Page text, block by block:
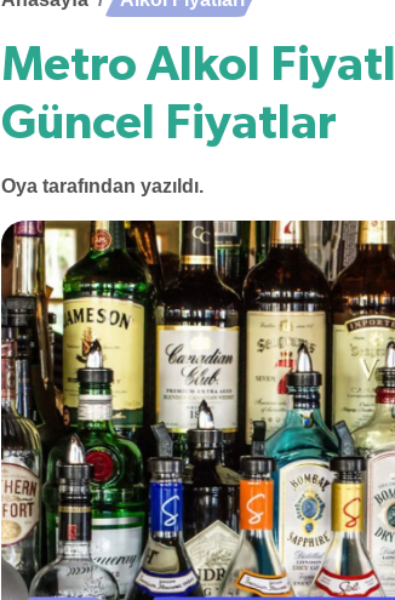
Metro Alkol
Güncel Fiyatlar
Oya tarafından yazıldı.